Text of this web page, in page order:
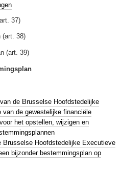
37)
(art. 38)
(art. 39)
de Brusselse Hoofdstedelijke
van de gewestelijke financiële
het opstellen, wijzigen en
Brusselse Hoofdstedelijke Executieve
bijzonder bestemmingsplan op